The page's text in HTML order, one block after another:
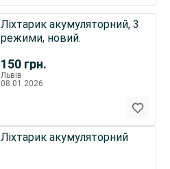
150 грн.
Ліхтарик акумуляторний, 3
режими, новий.
Львів
08.01.2026
Ліхтарик акумуляторний